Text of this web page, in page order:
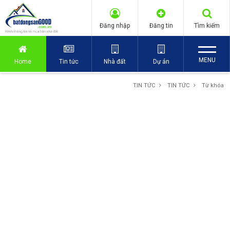
Đăng nhập Đăng tin Tìm kiếm
Home Tin tức Nhà đất Dự án MENU
TIN TỨC TIN TỨC Từ khóa